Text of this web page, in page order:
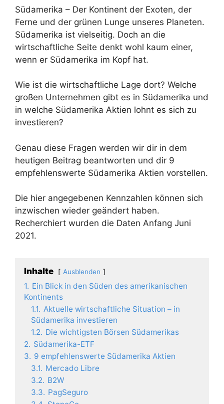
Südamerika – Der Kontinent der Exoten, der
Ferne und der grünen Lunge unseres Planeten.
Südamerika ist vielseitig. Doch an die
wirtschaftliche Seite denkt wohl kaum einer,
wenn er Südamerika im Kopf hat.
Wie ist die wirtschaftliche Lage dort? Welche
großen Unternehmen gibt es in Südamerika und
in welche Südamerika Aktien lohnt es sich zu
investieren?
Genau diese Fragen werden wir dir in dem
heutigen Beitrag beantworten und dir 9
empfehlenswerte Südamerika Aktien vorstellen.
Die hier angegebenen Kennzahlen können sich
inzwischen wieder geändert haben.
Recherchiert wurden die Daten Anfang Juni
2021.
Inhalte Ausblenden
1. Ein Blick in den Süden des amerikanischen
Kontinents
1.1. Aktuelle wirtschaftliche Situation – in
Südamerika investieren
1.2. Die wichtigsten Börsen Südamerikas
2. Südamerika-ETF
3. 9 empfehlenswerte Südamerika Aktien
3.1. Mercado Libre
3.2. B2W
3.3. PagSeguro